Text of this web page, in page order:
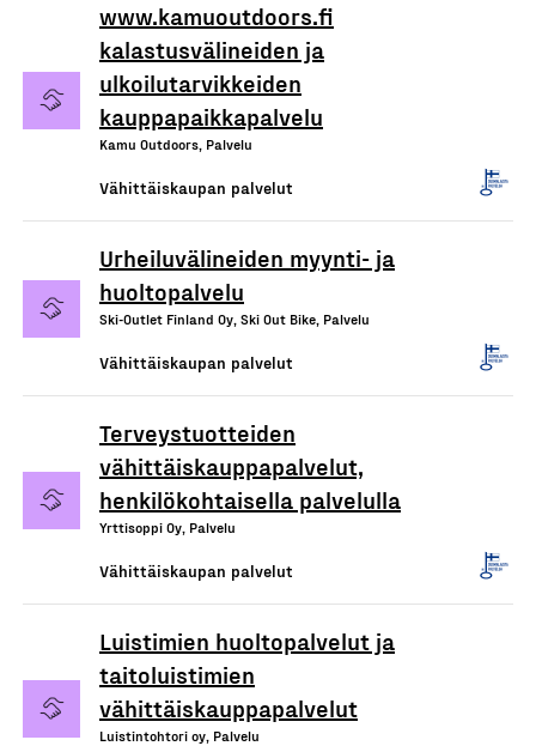
www.kamuoutdoors.fi
kalastusvälineiden ja
ulkoilutarvikkeiden
kauppapaikkapalvelu
Kamu Outdoors, Palvelu
Vähittäiskaupan palvelut
Urheiluvälineiden myynti- ja
huoltopalvelu
Ski-Outlet Finland Oy, Ski Out Bike, Palvelu
Vähittäiskaupan palvelut
Terveystuotteiden
vähittäiskauppapalvelut,
henkilökohtaisella palvelulla
Yrttisoppi Oy, Palvelu
Vähittäiskaupan palvelut
Luistimien huoltopalvelut ja
taitoluistimien
vähittäiskauppapalvelut
Luistintohtori oy, Palvelu